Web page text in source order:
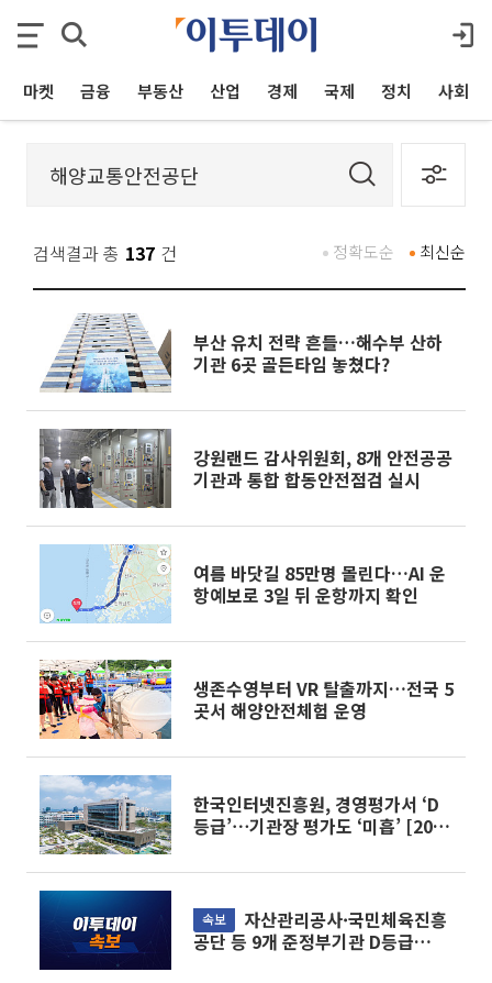
마켓 금융 부동산 산업 경제 국제 정치 사회
검색결과 총 137 건 최신순
정확도순
부산 유치 전략 흔들…해수부 산하
기관 6곳 골든타임 놓쳤다?
강원랜드 감사위원회, 8개 안전공공
기관과 통합 합동안전점검 실시
여름 바닷길 85만명 몰린다…AI 운
항예보로 3일 뒤 운항까지 확인
생존수영부터 VR 탈출까지…전국 5
곳서 해양안전체험 운영
한국인터넷진흥원, 경영평가서 ‘D
등급’⋯기관장 평가도 ‘미흡’ [2026
속보
공단 등 9개 준정부기관 D등급